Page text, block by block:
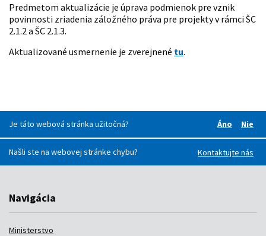
Predmetom aktualizácie je úprava podmienok pre vznik
povinnosti zriadenia záložného práva pre projekty v rámci ŠC
2.1.2 a ŠC 2.1.3.
Aktualizované usmernenie je zverejnené tu.
Je táto webová stránka užitočná?
Áno
Nie
Našli ste na webovej stránke chybu?
Kontaktujte nás
Navigácia
Ministerstvo